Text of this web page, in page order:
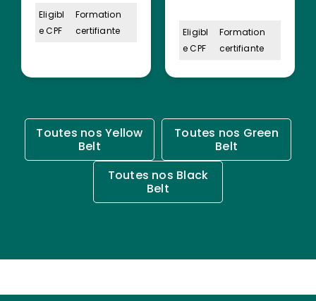
Eligibl
e CPF
Formation
certifiante
Eligibl
e CPF
Formation
certifiante
Toutes nos Yellow
Belt
Toutes nos Green
Belt
Toutes nos Black
Belt